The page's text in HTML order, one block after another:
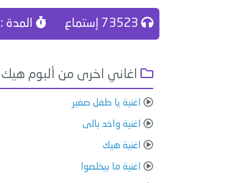
المدة : 03:54
اغاني اخرى من ألبوم هيك
اغنية يا طفل صغير
اغنية واخد بالى
اغنية هيك
اغنية ما بيخلصوا